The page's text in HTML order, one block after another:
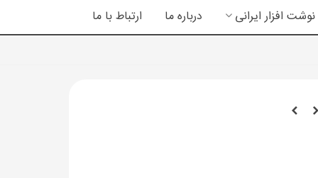
نوشت افزار ایرانی درباره ما ارتباط با ما